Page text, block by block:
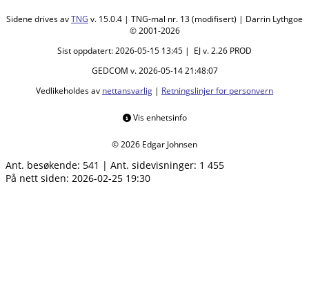
Sidene drives avTNG v. 15.0.4 | TNG-mal nr. 13 (modifisert) | Darrin Lythgoe
© 2001-2026
Sist oppdatert: 2026-05-15 13:45 | EJ v. 2.26 PROD
GEDCOM v. 2026-05-14 21:48:07
Vedlikeholdes av nettansvarlig | Retningslinjer for personvern
Vis enhetsinfo
© 2026 Edgar Johnsen
Ant. besøkende: 541 | Ant. sidevisninger: 1 455
På nett siden: 2026-02-25 19:30